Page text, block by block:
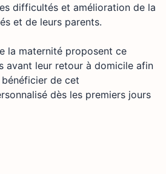
difficultés et amélioration de la
et de leurs parents.
la maternité proposent ce
avant leur retour à domicile afin
de cet
dès les premiers jours